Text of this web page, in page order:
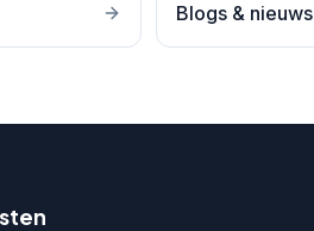
Blogs & nieuws